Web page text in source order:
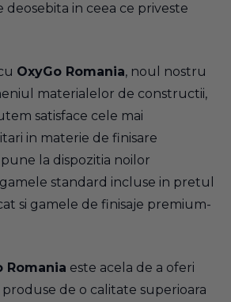
in ceea ce priveste
OxyGo Romania, noul nostru
materialelor de constructii,
satisface cele mai
in materie de finisare
la dispozitia noilor
standard incluse in pretul
si gamele de finisaje premium-
Romania este acela de a oferi
produse de o calitate superioara